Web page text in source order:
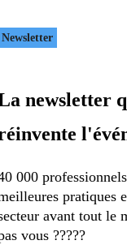
Newsletter
newsletter
000
pratiques
avant tout le
vous ?????